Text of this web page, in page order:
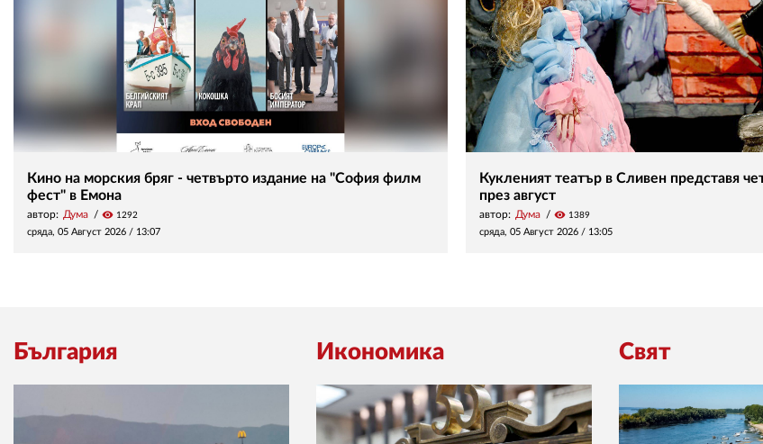
Кино на морския бряг - четвърто издание на "София филм
фест" в Емона
автор: Дума visibility 1292
сряда, 05 Август 2026 / 13:07
Кукленият театър в Сливен представя
през август
автор: Дума visibility 1389
сряда, 05 Август 2026 / 13:05
България Икономика Свят